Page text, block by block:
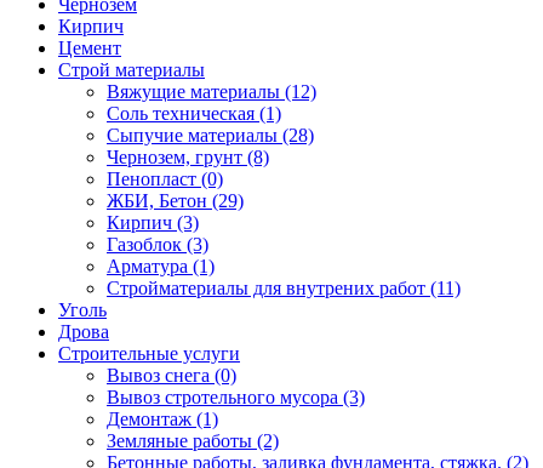
Чернозём
Кирпич
Цемент
Строй материалы
Вяжущие материалы (12)
Соль техническая (1)
Сыпучие материалы (28)
Чернозем, грунт (8)
Пенопласт (0)
ЖБИ, Бетон (29)
Кирпич (3)
Газоблок (3)
Арматура (1)
Стройматериалы для внутрених работ (11)
Уголь
Дрова
Строительные услуги
Вывоз снега (0)
Вывоз стротельного мусора (3)
Демонтаж (1)
Земляные работы (2)
Бетонные работы, заливка фундамента, стяжка. (2)